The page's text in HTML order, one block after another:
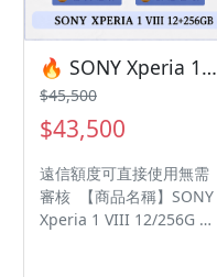
您安排快速審核及回報審
核進度 LINE
ID:@kjg6280d 大呼小叫
辰通訊行 雲林縣虎尾鎮林
森路二段200號 電話:05-
6339809 在地經營12年店
🔥 SONY Xperia 1 VIII 12/256G 有額度快速過件 🎯 想換新機？現在就是最佳時機！現貨當天審件當天過件即可以馬上寄出
$45,500
$43,500
遠信額度可直接使用無需
審核 【商品名稱】SONY
Xperia 1 VIII 12/256G